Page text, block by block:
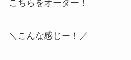
こちらをオーダー！
＼こんな感じー！／